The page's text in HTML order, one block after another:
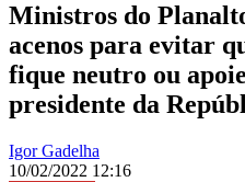
Ministros do
acenos para evitar
fique neutro ou
presidente da
Igor Gadelha
10/02/2022 12:16